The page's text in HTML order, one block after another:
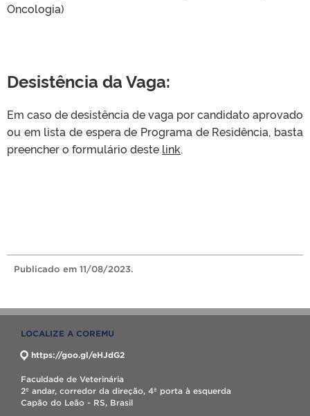
Oncologia)
Desistência da Vaga:
Em caso de desistência de vaga por candidato aprovado
ou em lista de espera de Programa de Residência, basta
preencher o formulário deste link.
Publicado em 11/08/2023.
LOCALIZE A COREMU
https://goo.gl/eHJdG2
Faculdade de Veterinária
2º andar, corredor da direção, 4ª porta à esquerda
Capão do Leão - RS, Brasil